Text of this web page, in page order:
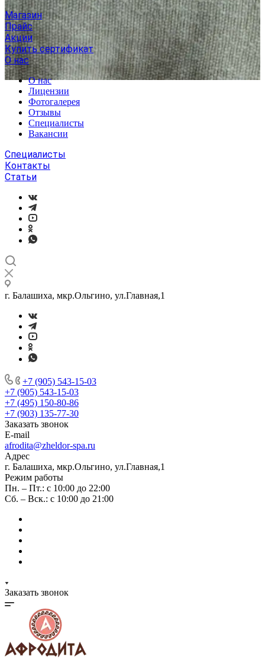
Магазин
Прайс
Акции
Купить сертификат
О нас
О нас
Лицензии
Фотогалерея
Отзывы
Специалисты
Вакансии
Специалисты
Контакты
Статьи
г. Балашиха, мкр.Ольгино, ул.Главная,1
+7 (905) 543-15-03
+7 (905) 543-15-03
+7 (495) 150-80-86
+7 (903) 135-77-30
Заказать звонок
E-mail
afrodita@zheldor-spa.ru
Адрес
г. Балашиха, мкр.Ольгино, ул.Главная,1
Режим работы
Пн. – Пт.: с 10:00 до 22:00
Сб. – Вск.: с 10:00 до 21:00
Заказать звонок